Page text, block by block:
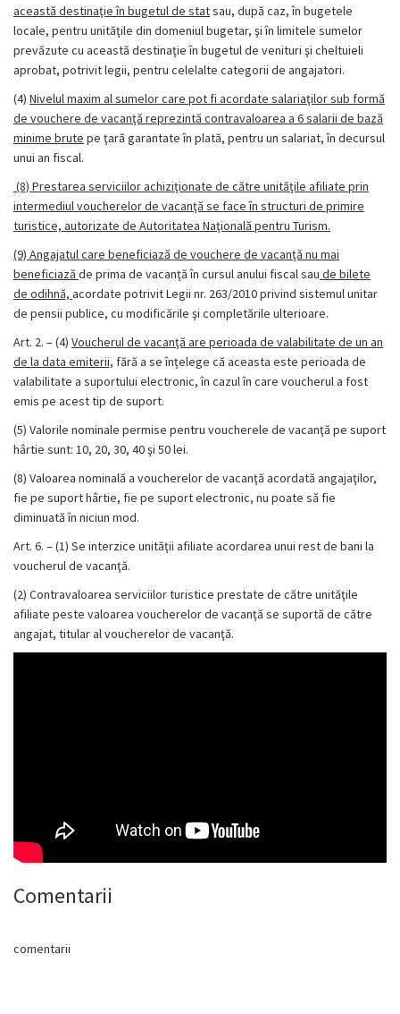
această destinaţie în bugetul de statsau, după caz, în bugetele
locale, pentru unităţile din domeniul bugetar, şi în limitele sumelor
prevăzute cu această destinaţie în bugetul de venituri şi cheltuieli
aprobat, potrivit legii, pentru celelalte categorii de angajatori.
(4) Nivelul maxim al sumelor care pot fi acordate salariaţilor sub formă
de vouchere de vacanţă reprezintă contravaloarea a 6 salarii de bază
minime brute pe ţară garantate în plată, pentru un salariat, în decursul
unui an fiscal.
(8) Prestarea serviciilor achiziţionate de către unităţile afiliate prin
intermediul voucherelor de vacanţă se face în structuri de primire
turistice, autorizate de Autoritatea Naţională pentru Turism.
(9) Angajatul care beneficiază de vouchere de vacanţă nu mai
beneficiază de prima de vacanţă în cursul anului fiscal sau de bilete
de odihnă, acordate potrivit Legii nr. 263/2010 privind sistemul unitar
de pensii publice, cu modificările şi completările ulterioare.
Art. 2. – (4) Voucherul de vacanţă are perioada de valabilitate de un an
de la data emiterii, fără a se înţelege că aceasta este perioada de
valabilitate a suportului electronic, în cazul în care voucherul a fost
emis pe acest tip de suport.
(5) Valorile nominale permise pentru voucherele de vacanţă pe suport
hârtie sunt: 10, 20, 30, 40 şi 50 lei.
(8) Valoarea nominală a voucherelor de vacanţă acordată angajaţilor,
fie pe suport hârtie, fie pe suport electronic, nu poate să fie
diminuată în niciun mod.
Art. 6. – (1) Se interzice unităţii afiliate acordarea unui rest de bani la
voucherul de vacanţă.
(2) Contravaloarea serviciilor turistice prestate de către unităţile
afiliate peste valoarea voucherelor de vacanţă se suportă de către
angajat, titular al voucherelor de vacanţă.
Comentarii
comentarii